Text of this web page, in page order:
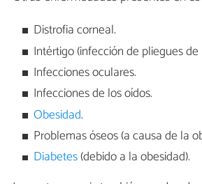
Distrofia corneal.
Intértigo (infección de pliegues de
Infecciones oculares.
Infecciones de los oídos.
Obesidad.
Problemas óseos (a causa de la
Diabetes(debido a la obesidad).